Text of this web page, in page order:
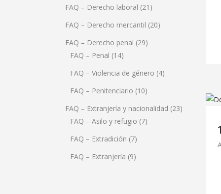
FAQ – Derecho laboral (21)
FAQ – Derecho mercantil (20)
FAQ – Derecho penal (29)
FAQ – Penal (14)
FAQ – Violencia de género (4)
FAQ – Penitenciario (10)
FAQ – Extranjería y nacionalidad (23)
FAQ – Asilo y refugio (7)
FAQ – Extradición (7)
FAQ – Extranjería (9)